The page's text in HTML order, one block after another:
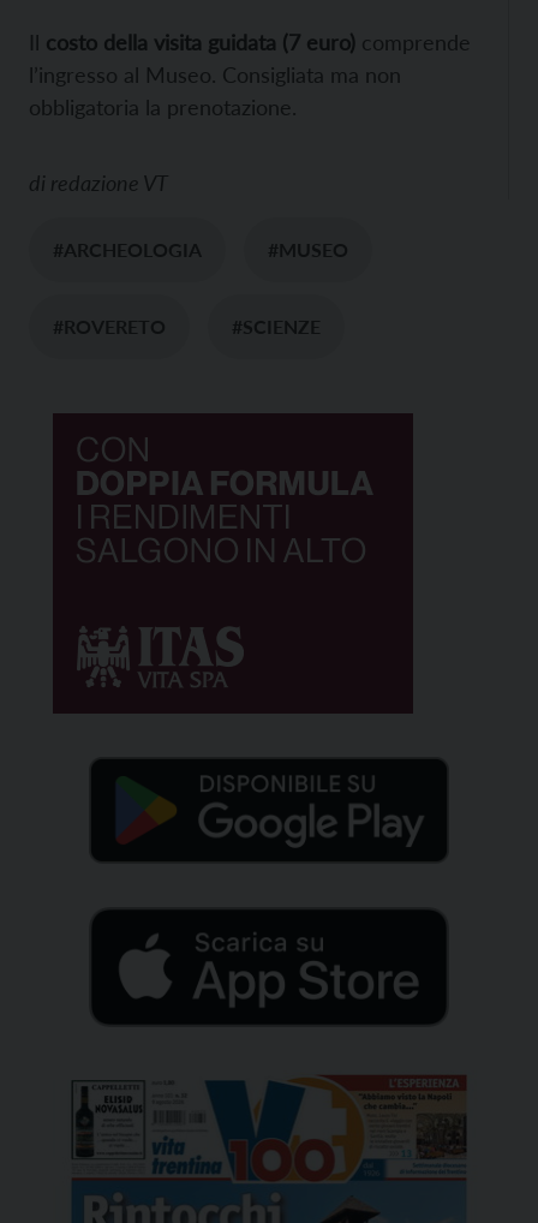
Il costo della visita guidata (7 euro) comprende
l’ingresso al Museo. Consigliata ma non
obbligatoria la prenotazione.
di redazione VT
#ARCHEOLOGIA #MUSEO
#ROVERETO #SCIENZE